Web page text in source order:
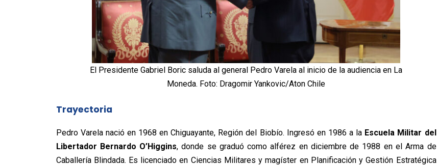
El Presidente Gabriel Boric saluda al general Pedro Varela al inicio de la audiencia en La
Moneda. Foto: Dragomir Yankovic/Aton Chile
Trayectoria
Pedro Varela nació en 1968 en Chiguayante, Región del Biobío. Ingresó en 1986 a la Escuela Militar del
Libertador Bernardo O’Higgins, donde se graduó como alférez en diciembre de 1988 en el Arma de
Caballería Blindada. Es licenciado en Ciencias Militares y magíster en Planificación y Gestión Estratégica